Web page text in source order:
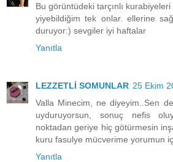
Bu görüntüdeki tarçınlı
yiyebildiğim tek onlar. ellerine
duruyor:) sevgiler iyi haftalar
Yanıtla
LEZZETLİ SOMUNLAR 25 Ekim
Valla Minecim, ne diyeyim..Sen
uyduruyorsun, sonuç nefis
noktadan geriye hiç götürmesin
kuru fasulye mücverime yorumun
Yanıtla